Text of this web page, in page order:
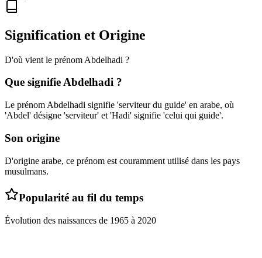
Signification et Origine
D'où vient le prénom Abdelhadi ?
Que signifieAbdelhadi ?
Le prénom Abdelhadi signifie 'serviteur du guide' en arabe, où
'Abdel' désigne 'serviteur' et 'Hadi' signifie 'celui qui guide'.
Son origine
D'origine arabe, ce prénom est couramment utilisé dans les pays
musulmans.
Popularité au fil du temps
Évolution des naissances de 1965 à 2020